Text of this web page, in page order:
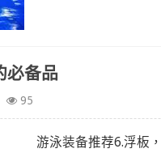
必备品
95
游泳装备推荐6.浮板